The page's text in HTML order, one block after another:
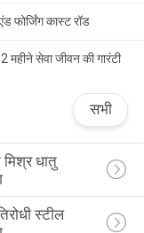
फोर्जिंग कास्ट रॉड
सेवा जीवन की गारंटी
सभी
मिश्र धातु
स्टील